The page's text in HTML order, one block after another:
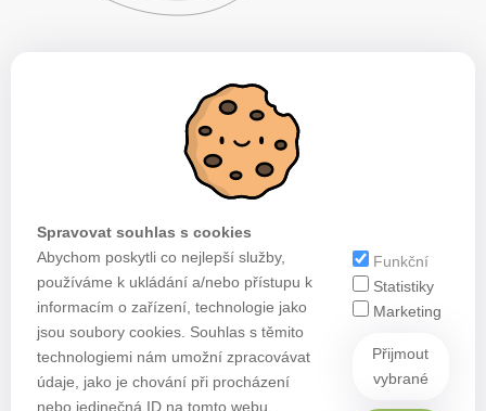
Spravovat souhlas s cookies
Abychom poskytli co nejlepší služby,
používáme k ukládání a/nebo přístupu k
informacím o zařízení, technologie jako
jsou soubory cookies. Souhlas s těmito
technologiemi nám umožní zpracovávat
údaje, jako je chování při procházení
nebo jedinečná ID na tomto webu.
Funkční
Statistiky
Marketing
Přijmout
vybrané